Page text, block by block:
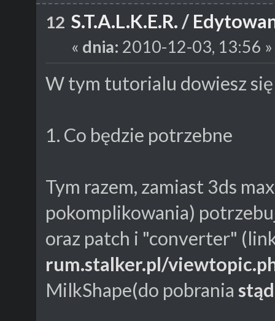
12 S.T.A.L.K.E.R. /
« dnia: 2010-12-03, 13:56 »
W tym tutorialu dowiesz
1. Co będzie potrzebne
Tym razem, zamiast 3ds
pokomplikowania)
oraz patch i "converter"
rum.stalker.pl/
MilkShape(do pobrania stąd